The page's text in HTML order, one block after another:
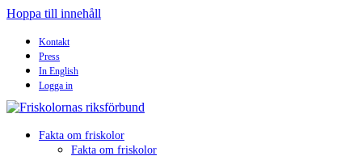
Hoppa till innehåll
Kontakt
Press
In English
Logga in
Fakta om friskolor
Fakta om friskolor